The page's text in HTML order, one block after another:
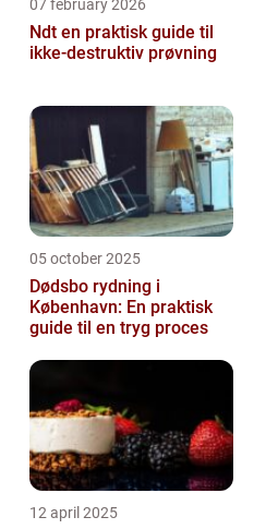
07 february 2026
Ndt en praktisk guide til
ikke-destruktiv prøvning
05 october 2025
Dødsbo rydning i
København: En praktisk
guide til en tryg proces
12 april 2025